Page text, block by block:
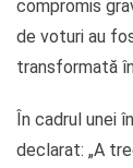
compromis
de voturi au
transformată
În cadrul unei
declarat: „A